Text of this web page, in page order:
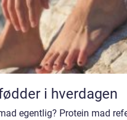
i hverdagen
egentlig? Protein mad